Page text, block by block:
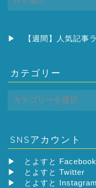
ー
ブ
▶ 【週間】人気記
カテゴリー
SNSアカウント
▶
とよすと
▶
とよすと Twitter
▶
とよすと Instagram